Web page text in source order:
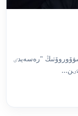
سۋۆوروۆتىڭ "رەسەيدٸ